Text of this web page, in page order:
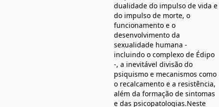
dualidade do impulso de vida e
do impulso de morte, o
funcionamento e o
desenvolvimento da
sexualidade humana -
incluindo o complexo de Édipo
-, a inevitável divisão do
psiquismo e mecanismos como
o recalcamento e a resistência,
além da formação de sintomas
e das psicopatologias.Neste